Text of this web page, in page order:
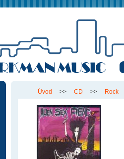
Úvod >> CD >> Rock